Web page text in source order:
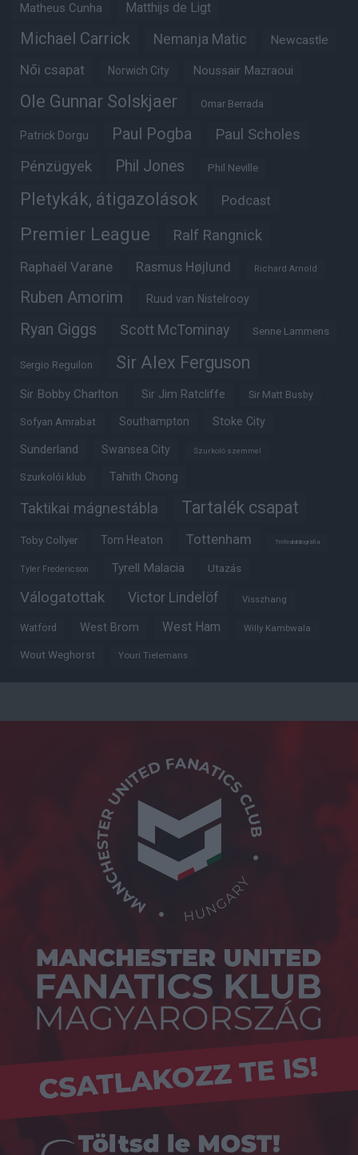
Matheus Cunha Matthijs de Ligt
Michael Carrick Nemanja Matic Newcastle
Női csapat Norwich City Noussair Mazraoui
Ole Gunnar Solskjaer Omar Berrada
Patrick Dorgu Paul Pogba Paul Scholes
Pénzügyek Phil Jones Phil Neville
Pletykák, átigazolások Podcast
Premier League Ralf Rangnick
Raphaël Varane Rasmus Højlund Richard Arnold
Ruben Amorim Ruud van Nistelrooy
Ryan Giggs Scott McTominay Senne Lammens
Sergio Reguilon Sir Alex Ferguson
Sir Bobby Charlton Sir Jim Ratcliffe Sir Matt Busby
Sofyan Amrabat Southampton Stoke City
Sunderland Swansea City Szurkoló szemmel
Szurkolói klub Tahith Chong
Taktikai mágnestábla Tartalék csapat
Toby Collyer Tom Heaton Tottenham Trófeabibliográfia
Tyler Fredericson Tyrell Malacia Utazás
Válogatottak Victor Lindelöf Visszhang
Watford West Brom West Ham Willy Kambwala
Wout Weghorst Youri Tielemans